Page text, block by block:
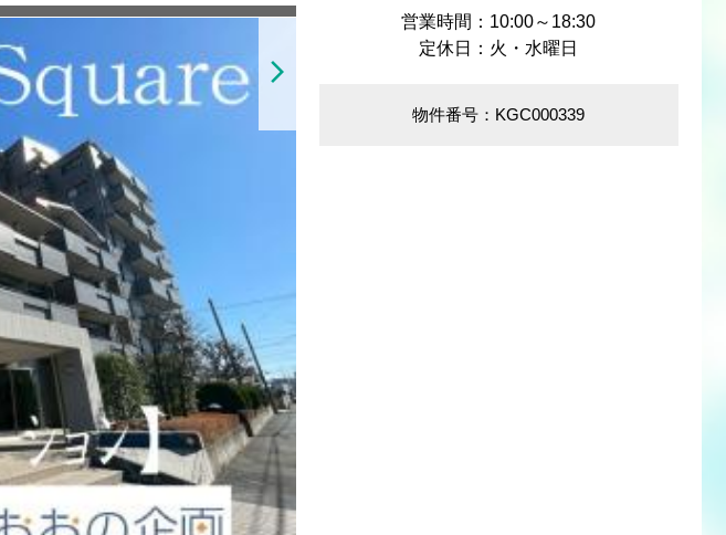
arrow_forward_ios
建ての南向き、５階部分■食洗器付
■アフターサービス保証■２４時間
営業時間：10:00～18:30
定休日：火・水曜日
物件番号：KGC000339